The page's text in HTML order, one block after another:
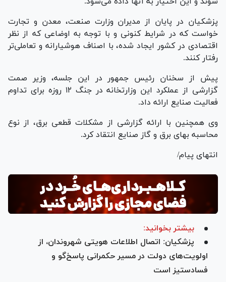
پزشکیان در پایان از مدیران وزارت صنعت، معدن و تجارت
خواست که در شرایط کنونی و با توجه به اوضاعی که از نظر
اقتصادی در کشور ایجاد شده، با اصناف هوشیارانه و تعاملی‌تر
رفتار کنند.
پیش از سخنان رئیس جمهور در این جلسه، وزیر صمت
گزارشی از عملکرد این وزارتخانه در جنگ ۱۲ روزه برای تداوم
فعالیت صنایع ارائه داد.
وی همچنین با ارائه گزارشی از مشکلات قطعی برق، از نوع
محاسبه بهای برق و گاز صنایع انتقاد کرد.
انتهای پیام/
بیشتر بخوانید:
پزشکیان: اتصال اطلاعات هویتی شهروندان، از
اولویت‌های دولت در مسیر حکمرانی پاسخ‌گو و
فسادستیز است